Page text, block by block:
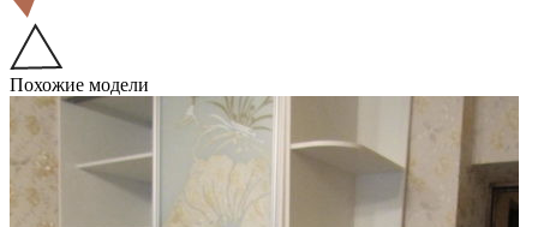
Похожие модели